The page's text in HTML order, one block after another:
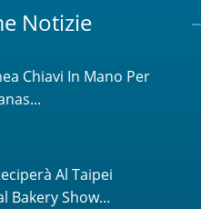
Notizie
Chiavi In Mano Per
Al Taipei
Bakery Show...